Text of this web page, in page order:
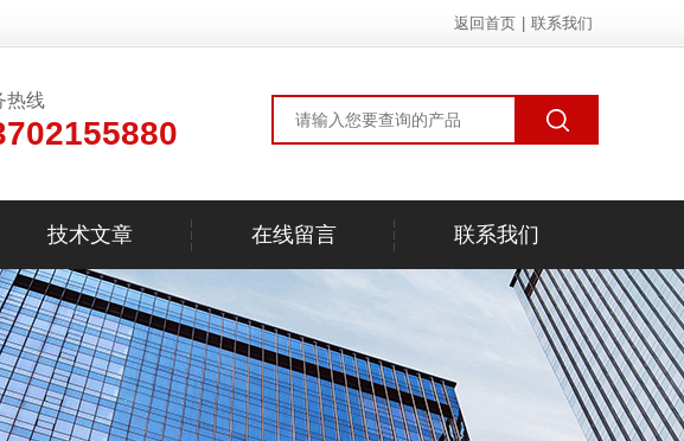
返回首页 联系我们
热线
技术文章 在线留言 联系我们